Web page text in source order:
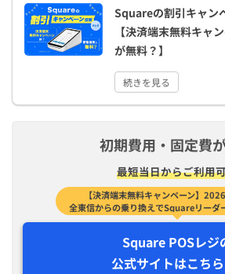
Squareの割引キャン
【決済端末無料キャ
が無料？】
続きを見る
初期費用・固定費
最短​当日から​ご利用
【決済端末無料キャンペーン】
全東信からの乗り換えでSquareリーダ
Square POSレジ
公式サイトはこちら